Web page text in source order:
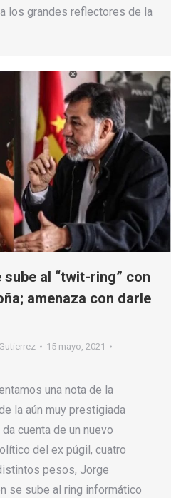
los grandes reflectores de la
sube al “twit-ring” con
amenaza con darle
15 mayo, 2021
una nota de la
la aún muy prestigiada
cuenta de un nuevo
del ex púgil, cuatro
pesos, Jorge
se sube al ring informático